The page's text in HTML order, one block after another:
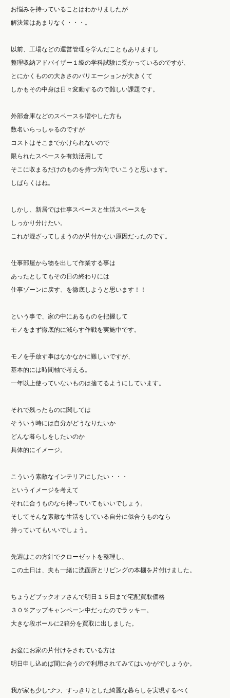
お悩みを持っていることはわかりましたが
解決策はあまりなく・・・。
以前、工場などの運営管理を学んだこともありますし
整理収納アドバイザー１級の学科試験に受かっているのですが、
とにかくものの大きさのバリエーションが大きくて
しかもその中身は日々変動するので難しい課題です。
外部倉庫などのスペースを増やした方も
数名いらっしゃるのですが
コストはそこまでかけられないので
限られたスペースを有効活用して
そこに収まるだけのものを持つ方向でいこうと思います。
しばらくはね。
しかし、新居では仕事スペースと生活スペースを
しっかり分けたい。
これが混ざってしまうのが片付かない原因だったのです。
仕事部屋から物を出して作業する事は
あったとしてもその日の終わりには
仕事ゾーンに戻す、を徹底しようと思います！！
という事で、家の中にあるものを把握して
モノをまず徹底的に減らす作戦を実施中です。
モノを手放す事はなかなかに難しいですが、
基本的には時間軸で考える。
一年以上使っていないものは捨てるようにしています。
それで残ったものに関しては
そういう時には自分がどうなりたいか
どんな暮らしをしたいのか
具体的にイメージ。
こういう素敵なインテリアにしたい・・・
というイメージを考えて
それに合うものなら持っていてもいいでしょう。
そしてそんな素敵な生活をしている自分に似合うものなら
持っていてもいいでしょう。
先週はこの方針でクローゼットを整理し、
この土日は、夫も一緒に洗面所とリビングの本棚を片付けました。
ちょうどブックオフさんで明日１５日まで宅配買取価格
３０％アップキャンペーン中だったのでラッキー。
大きな段ボールに2箱分を買取に出しました。
お盆にお家の片付けをされている方は
明日申し込めば間に合うので利用されてみてはいかがでしょうか。
我が家も少しづつ、すっきりとした綺麗な暮らしを実現するべく